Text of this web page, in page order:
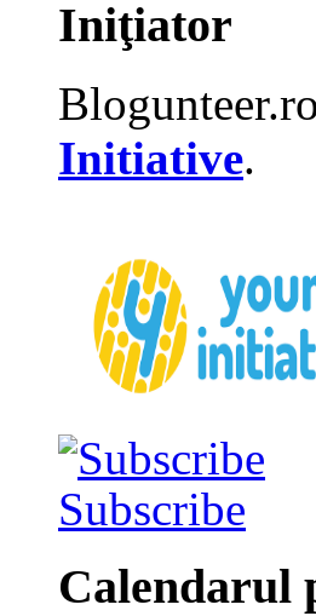
Iniţiator
Initiative.
Subscribe
Calendarul